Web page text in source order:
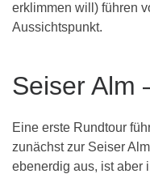
erklimmen will) führen
Aussichtspunkt.
Seiser Alm
Eine erste Rundtour
zunächst zur Seiser
ebenerdig aus, ist aber